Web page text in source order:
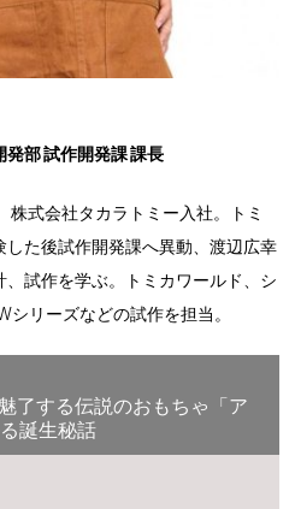
部 試作開発課 課長
株式会社タカラトミー入社。トミ
た後試作開発課へ異動、渡辺広幸
試作を学ぶ。トミカワールド、シ
シリーズなどの試作を担当。
了する伝説のおもちゃ「ア
誕生秘話